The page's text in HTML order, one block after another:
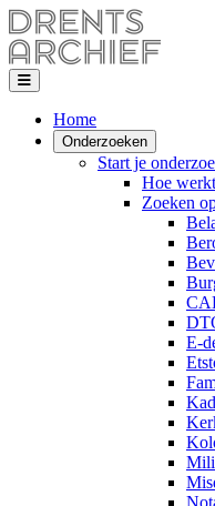
Home
Onderzoeken
Start je
Hoe
Zoeken
E-